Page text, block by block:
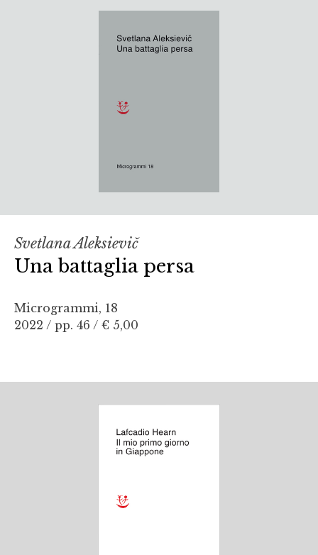
Svetlana Aleksievič
Una battaglia persa
Microgrammi, 18
2022 / pp. 46 / € 5,00